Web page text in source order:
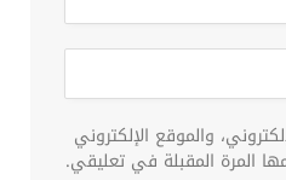
والموقع الإلكتروني
المرة المقبلة في تعليقي.